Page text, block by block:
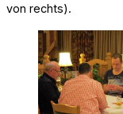
von rechts).